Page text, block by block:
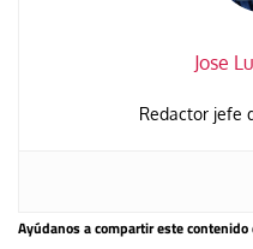
Jose
Redactor jefe
Ayúdanos a compartir este contenido